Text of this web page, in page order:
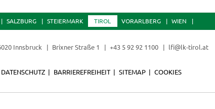
SALZBURG STEIERMARK TIROL VORARLBERG WIEN
Innsbruck Brixner Straße 1 +43 5 92 92 1100 lfi@lk-tirol.at
DATENSCHUTZ BARRIEREFREIHEIT SITEMAP COOKIES